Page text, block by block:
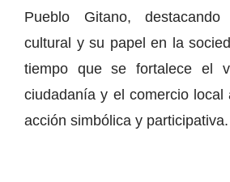
Pueblo Gitano,
cultural y su papel en la
tiempo que se fortalece el
ciudadanía y el comercio local
acción simbólica y participativa.